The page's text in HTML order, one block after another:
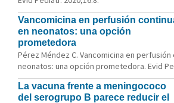
Vancomicina en perfusión
en neonatos: una opción
prometedora
Pérez Méndez C. Vancomicina en perfusión
neonatos: una opción prometedora. Evid
La vacuna frente a meningococo
del serogrupo B parece reducir el